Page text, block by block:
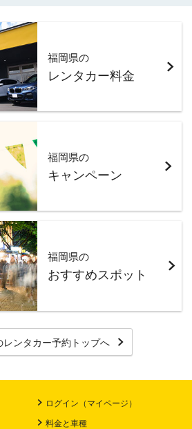
福岡県の
レンタカー料金
福岡県の
キャンペーン
福岡県の
おすすめスポット
レンタカー予約トップへ
ログイン（マイページ）
料金と車種